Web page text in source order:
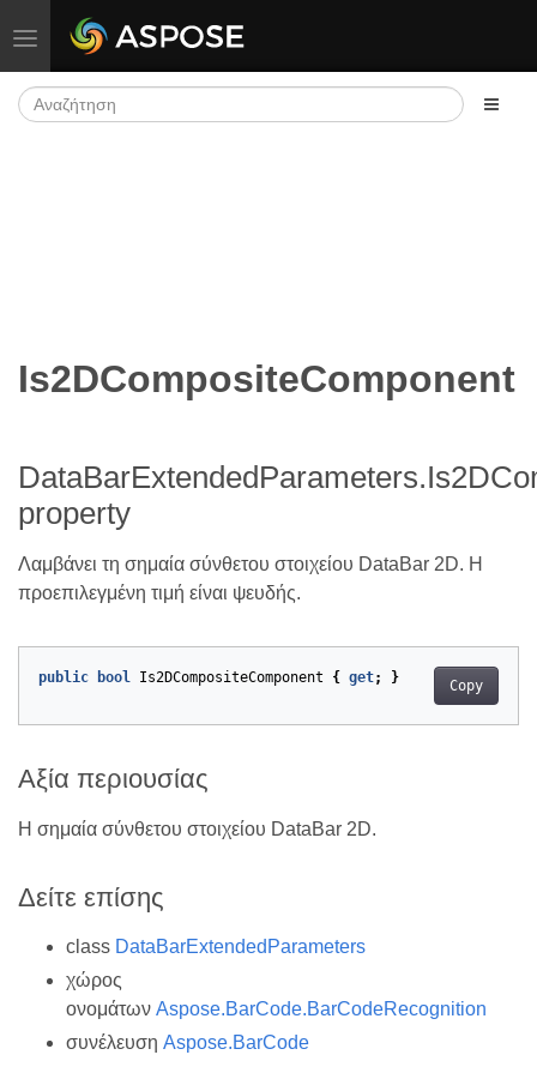
Εναλλαγή πλοήγησης
Is2DCompositeComponent
property
Λαμβάνει τη σημαία σύνθετου στοιχείου DataBar 2D. Η
προεπιλεγμένη τιμή είναι ψευδής.
Copy
public bool Is2DCompositeComponent { get; }
Αξία περιουσίας
Η σημαία σύνθετου στοιχείου DataBar 2D.
Δείτε επίσης
class DataBarExtendedParameters
χώρος
ονομάτων Aspose.BarCode.BarCodeRecognition
συνέλευση Aspose.BarCode